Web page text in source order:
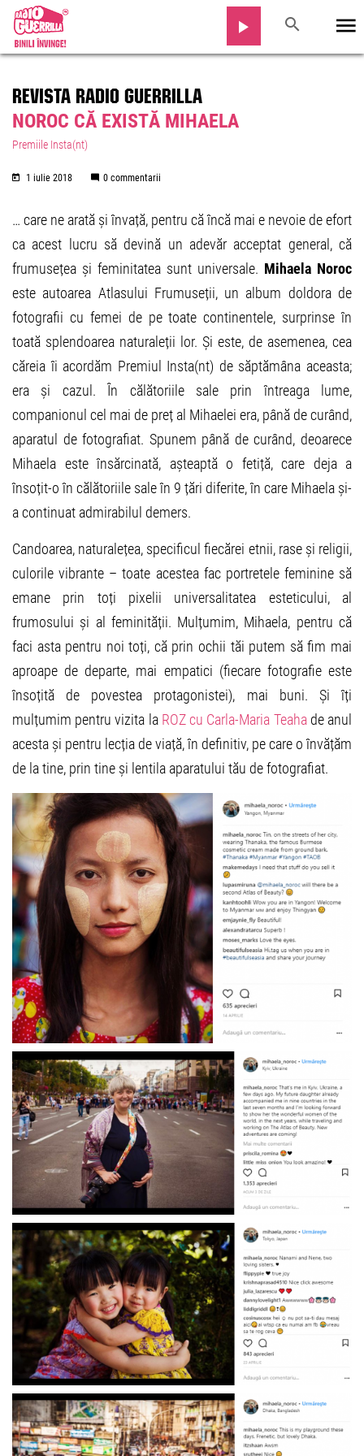
REVISTA RADIO GUERRILLA
NOROC CĂ EXISTĂ MIHAELA
Premiile Insta(nt)
1 iulie 2018 0 commentarii
… care ne arată și învață, pentru că încă mai e nevoie de efort
ca acest lucru să devină un adevăr acceptat general, că
frumusețea și feminitatea sunt universale. Mihaela Noroc
este autoarea Atlasului Frumuseții, un album doldora de
fotografii cu femei de pe toate continentele, surprinse în
toată splendoarea naturaleții lor. Și este, de asemenea, cea
căreia îi acordăm Premiul Insta(nt) de săptămâna aceasta;
era și cazul. În călătoriile sale prin întreaga lume,
companionul cel mai de preț al Mihaelei era, până de curând,
aparatul de fotografiat. Spunem până de curând, deoarece
Mihaela este însărcinată, așteaptă o fetiță, care deja a
însoțit-o în călătoriile sale în 9 țări diferite, în care Mihaela și-
a continuat admirabilul demers.
Candoarea, naturalețea, specificul fiecărei etnii, rase și religii,
culorile vibrante – toate acestea fac portretele feminine să
emane prin toți pixelii universalitatea esteticului, al
frumosului și al feminității. Mulțumim, Mihaela, pentru că
faci asta pentru noi toți, că prin ochii tăi putem să fim mai
aproape de departe, mai empatici (fiecare fotografie este
însoțită de povestea protagonistei), mai buni. Și îți
mulțumim pentru vizita la ROZ cu Carla-Maria Teahade anul
acesta și pentru lecția de viață, în definitiv, pe care o învățăm
de la tine, prin tine și lentila aparatului tău de fotografiat.